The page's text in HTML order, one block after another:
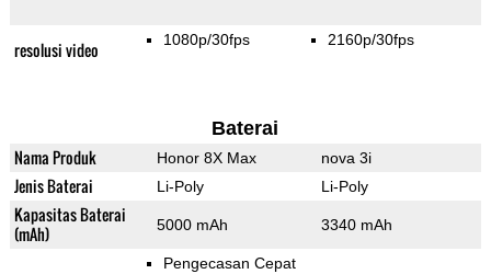
resolusi video 1080p/30fps 2160p/30fps
Baterai
Nama Produk Honor 8X Max nova 3i
Jenis Baterai Li-Poly Li-Poly
Kapasitas Baterai
(mAh)
5000 mAh 3340 mAh
Pengecasan Cepat